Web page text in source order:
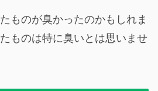
ものが臭かったのかもしれま
ものは特に臭いとは思いませ